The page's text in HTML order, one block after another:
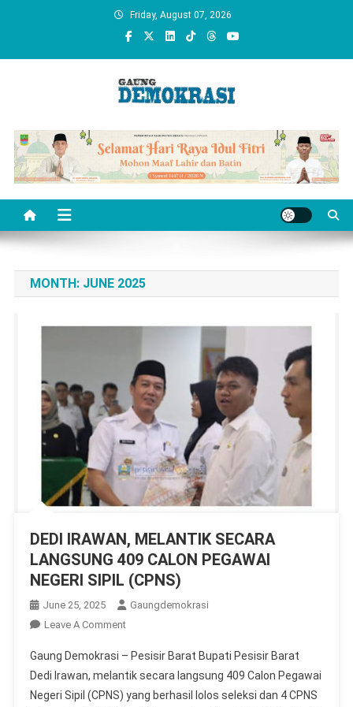
Friday, August 07, 2026
gaungdemokrasi.com
MONTH: JUNE 2025
DEDI IRAWAN, MELANTIK SECARA
LANGSUNG 409 CALON PEGAWAI
NEGERI SIPIL (CPNS)
June 25, 2025
Gaungdemokrasi
Leave A CommentOn
IRAWAN,
MELANTIK
SECARA
Gaung Demokrasi – Pesisir Barat Bupati Pesisir Barat
Dedi Irawan, melantik secara langsung 409 Calon Pegawai
Negeri Sipil (CPNS) yang berhasil lolos seleksi dan 4 CPNS